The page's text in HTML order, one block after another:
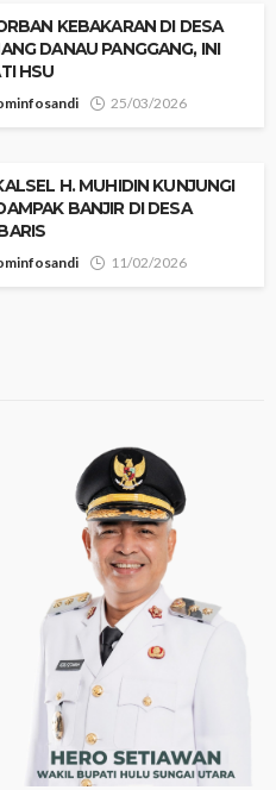
KEBAKARAN DI DESA
DANAU PANGGANG, INI
HSU
25/03/2026
H. MUHIDIN KUNJUNGI
BANJIR DI DESA
11/02/2026